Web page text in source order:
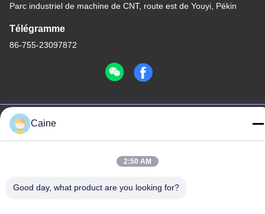
Parc industriel de machine de CNT, route est de Youyi, Pékin
Télégramme
86-755-23097872
Politique de confidentialité|
d'accéléromètre Le fournisseur. -2026 Shenzhen Fire Power
Control Technology Co., LTD Tous les droits réservés.
Caine
2:50 AM
Good day, what product are you looking for?